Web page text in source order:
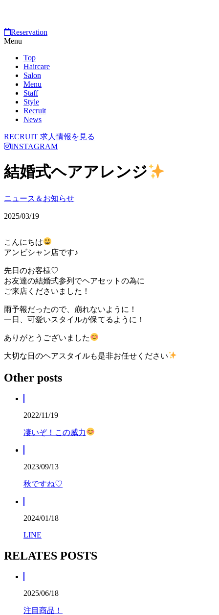
Reservation
Menu
Top
Haircare
Salon
Menu
Staff
Style
Recruit
News
RECRUIT 求人情報を見る
INSTAGRAM
結婚式ヘアアレンジ
ニュース＆お知らせ
2025/03/19
こんにちは
アンビシャン店です♪
先日のお客様♡
お友達の結婚式参列でヘアセットの為に
ご来店くださいました！
雨予報だったので、崩れないように！
一日、可愛いスタイルが保てるように！
ありがとうございました
大切な日のヘアスタイルも是非お任せください
Other posts
2022/11/19
凄いぞ！この威力
2023/09/13
秋ですね♡
2024/01/18
LINE
RELATES POSTS
2025/06/18
注目商品！